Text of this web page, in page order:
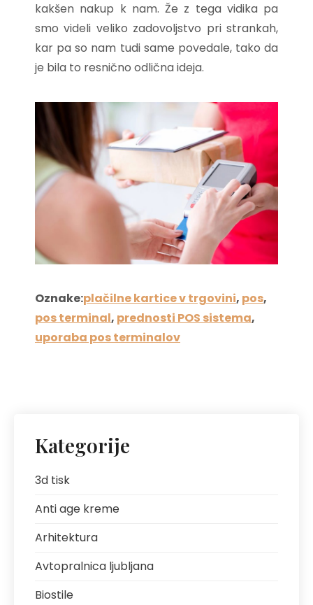
kakšen nakup k nam. Že z tega vidika pa
smo videli veliko zadovoljstvo pri strankah,
kar pa so nam tudi same povedale, tako da
je bila to resnično odlična ideja.
Oznake:plačilne kartice v trgovini, pos,
pos terminal, prednosti POS sistema,
uporaba pos terminalov
Kategorije
3d tisk
Anti age kreme
Arhitektura
Avtopralnica ljubljana
Biostile